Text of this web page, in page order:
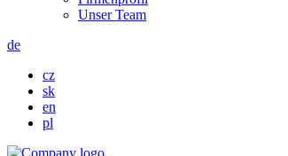
Unser Team
de
cz
sk
en
pl